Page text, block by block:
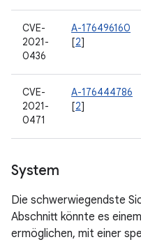
CVE-
2021-
0436
A-176496160
[2]
CVE-
2021-
0471
A-176444786
[2]
System
Die schwerwiegendste
Abschnitt könnte es
ermöglichen, mit einer